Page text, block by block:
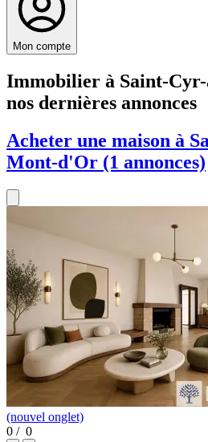
Mon compte
Immobilier à Saint-
nos dernières annonces
Acheter une maison à
Mont-d'Or (1 annonces)
(nouvel onglet)
0 / 0